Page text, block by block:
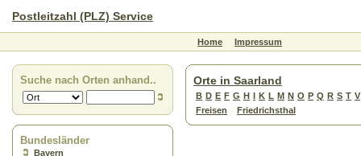
Postleitzahl (PLZ) Service
Home Impressum
Suche nach Orten anhand..
Bundesländer
Bayern
Orte in Saarland
B D E F G H I K L M N O P Q R S T V
Freisen
Friedrichsthal